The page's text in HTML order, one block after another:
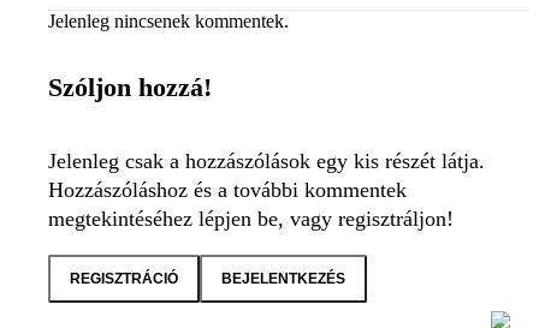
Jelenleg nincsenek kommentek.
Szóljon hozzá!
Jelenleg csak a hozzászólások egy kis részét látja.
Hozzászóláshoz és a további kommentek
megtekintéséhez lépjen be, vagy regisztráljon!
REGISZTRÁCIÓ BEJELENTKEZÉS